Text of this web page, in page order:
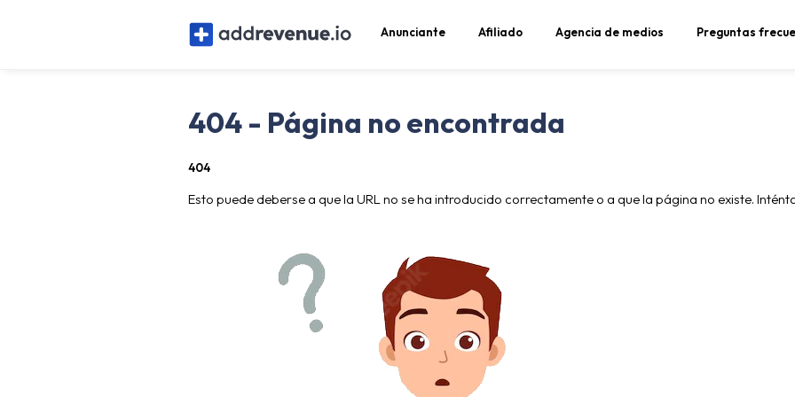
Anunciante Afiliado Agencia de medios Preguntas
404 - Página no encontrada
404
Esto puede deberse a que la URL no se ha introducido correctamente o a que la página no existe.